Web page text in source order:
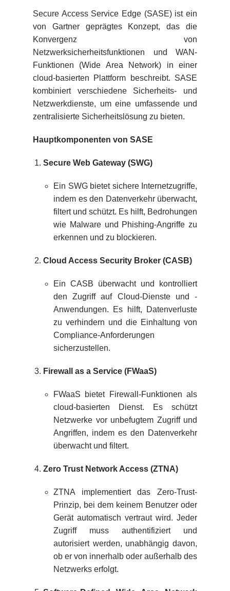
Secure Access Service Edge (SASE) ist ein
von Gartner geprägtes Konzept, das die
Konvergenz von
Netzwerksicherheitsfunktionen und WAN-
Funktionen (Wide Area Network) in einer
cloud-basierten Plattform beschreibt. SASE
kombiniert verschiedene Sicherheits- und
Netzwerkdienste, um eine umfassende und
zentralisierte Sicherheitslösung zu bieten.
Hauptkomponenten von SASE
Secure Web Gateway (SWG)
Ein SWG bietet sichere Internetzugriffe,
indem es den Datenverkehr überwacht,
filtert und schützt. Es hilft, Bedrohungen
wie Malware und Phishing-Angriffe zu
erkennen und zu blockieren.
Cloud Access Security Broker (CASB)
Ein CASB überwacht und kontrolliert
den Zugriff auf Cloud-Dienste und -
Anwendungen. Es hilft, Datenverluste
zu verhindern und die Einhaltung von
Compliance-Anforderungen
sicherzustellen.
Firewall as a Service (FWaaS)
FWaaS bietet Firewall-Funktionen als
cloud-basierten Dienst. Es schützt
Netzwerke vor unbefugtem Zugriff und
Angriffen, indem es den Datenverkehr
überwacht und filtert.
Zero Trust Network Access (ZTNA)
ZTNA implementiert das Zero-Trust-
Prinzip, bei dem keinem Benutzer oder
Gerät automatisch vertraut wird. Jeder
Zugriff muss authentifiziert und
autorisiert werden, unabhängig davon,
ob er von innerhalb oder außerhalb des
Netzwerks erfolgt.